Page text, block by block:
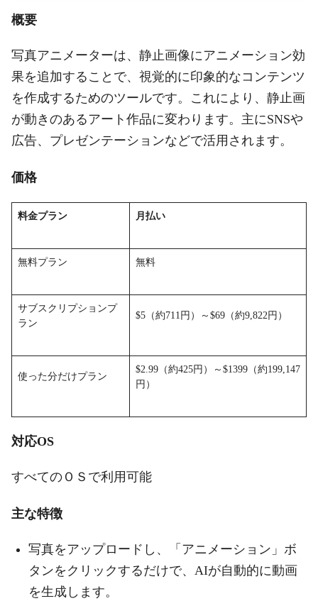
概要
写真アニメーターは、静止画像にアニメーション効
果を追加することで、視覚的に印象的なコンテンツ
を作成するためのツールです。これにより、静止画
が動きのあるアート作品に変わります。主にSNSや
広告、プレゼンテーションなどで活用されます。
価格
料金プラン 月払い
無料プラン 無料
サブスクリプションプ
ラン
$5（約711円）～$69（約9,822円）
使った分だけプラン
$2.99（約425円）～$1399（約199,147
円）
対応OS
すべてのＯＳで利用可能
主な特徴
写真をアップロードし、「アニメーション」ボ
タンをクリックするだけで、AIが自動的に動画
を生成します。